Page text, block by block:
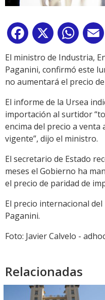
Facebook
X
El ministro de Industria,
Paganini, confirmó este
no aumentará el precio
El informe de la Ursea
importación al surtidor
encima del precio a venta
vigente”, dijo el ministro.
El secretario de Estado
meses el Gobierno ha
el precio de paridad de
El precio internacional
Paganini.
Foto: Javier Calvelo -
Relacionadas